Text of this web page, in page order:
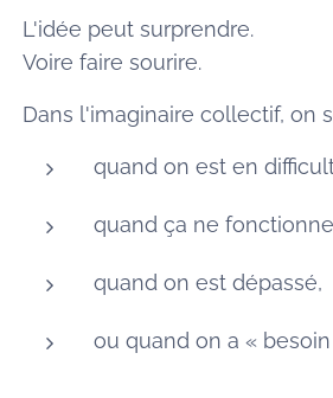
L'idée peut surprendre.
Voire faire sourire.
Dans l'imaginaire collectif, on
quand on est en
quand ça ne
quand on est dépassé,
ou quand on a «